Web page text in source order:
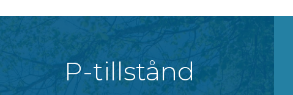
P-tillstånd